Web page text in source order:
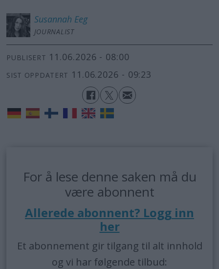
Susannah Eeg
JOURNALIST
PUBLISERT 11.06.2026 - 08:00
SIST OPPDATERT 11.06.2026 - 09:23
For å lese denne saken må du
være abonnent
Allerede abonnent? Logg inn
her
Et abonnement gir tilgang til alt innhold
og vi har følgende tilbud: